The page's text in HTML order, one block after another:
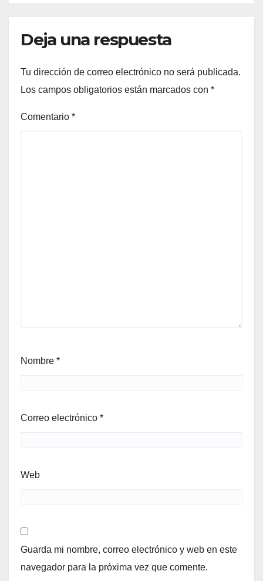
Deja una respuesta
Tu dirección de correo electrónico no será publicada.
Los campos obligatorios están marcados con *
Comentario *
Nombre *
Correo electrónico *
Web
Guarda mi nombre, correo electrónico y web en este
navegador para la próxima vez que comente.